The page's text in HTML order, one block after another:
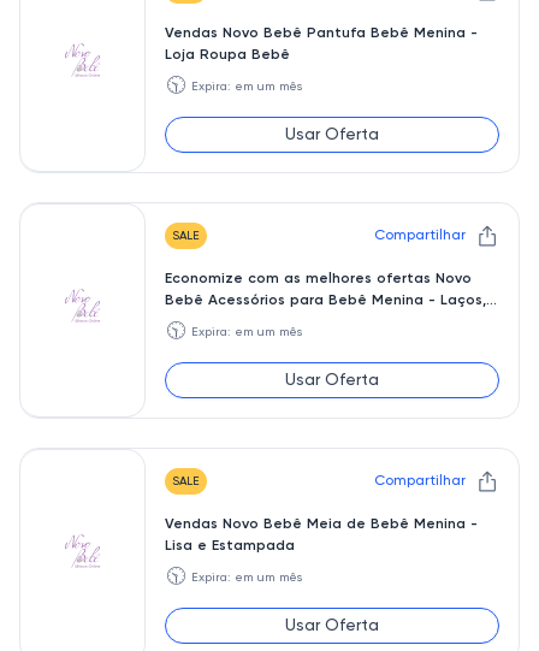
Vendas Novo Bebê Pantufa Bebê Menina -
Loja Roupa Bebê
🕥 Expira: em um mês
Usar Oferta
SALE Compartilhar
Economize com as melhores ofertas Novo
Bebê Acessórios para Bebê Menina - Laços,
Faixas, Gorro, Meia
🕥 Expira: em um mês
Usar Oferta
SALE Compartilhar
Vendas Novo Bebê Meia de Bebê Menina -
Lisa e Estampada
🕥 Expira: em um mês
Usar Oferta